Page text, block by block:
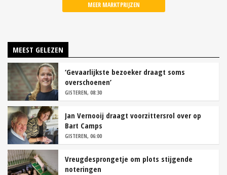
MEER MARKTPRIJZEN
MEEST GELEZEN
‘Gevaarlijkste bezoeker draagt soms
overschoenen’
GISTEREN, 08:30
Jan Vernooij draagt voorzittersrol over op
Bart Camps
GISTEREN, 06:00
Vreugdesprongetje om plots stijgende
noteringen